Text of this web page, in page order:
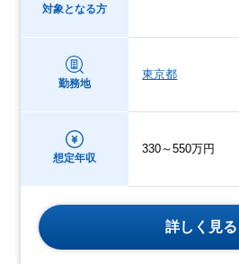
対象となる方
勤務地
東京都
想定年収
330～550万円
詳しく見る